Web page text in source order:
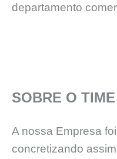
departamento
SOBRE O
A nossa Empresa
concretizando